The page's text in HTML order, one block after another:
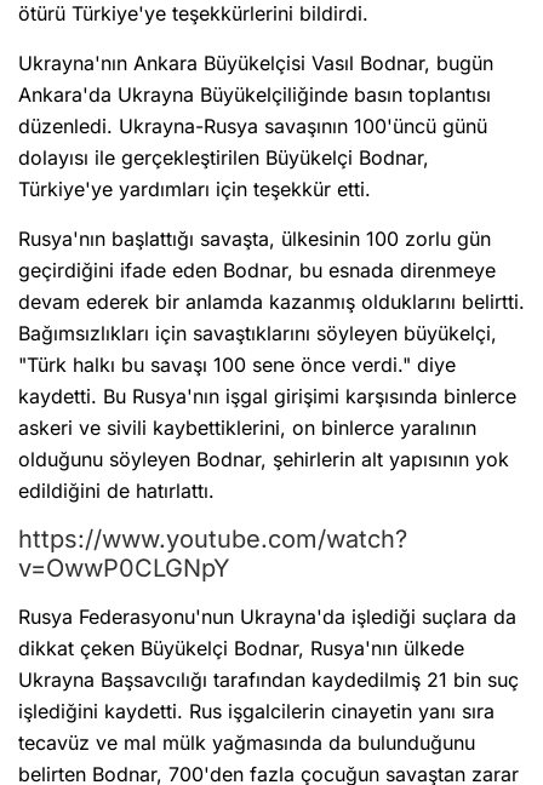
ötürü Türkiye'ye teşekkürlerini bildirdi.
Ukrayna'nın Ankara Büyükelçisi Vasıl Bodnar, bugün
Ankara'da Ukrayna Büyükelçiliğinde basın toplantısı
düzenledi. Ukrayna-Rusya savaşının 100'üncü günü
dolayısı ile gerçekleştirilen Büyükelçi Bodnar,
Türkiye'ye yardımları için teşekkür etti.
Rusya'nın başlattığı savaşta, ülkesinin 100 zorlu gün
geçirdiğini ifade eden Bodnar, bu esnada direnmeye
devam ederek bir anlamda kazanmış olduklarını belirtti.
Bağımsızlıkları için savaştıklarını söyleyen büyükelçi,
"Türk halkı bu savaşı 100 sene önce verdi." diye
kaydetti. Bu Rusya'nın işgal girişimi karşısında binlerce
askeri ve sivili kaybettiklerini, on binlerce yaralının
olduğunu söyleyen Bodnar, şehirlerin alt yapısının yok
edildiğini de hatırlattı.
https://www.youtube.com/watch?
v=OwwP0CLGNpY
Rusya Federasyonu'nun Ukrayna'da işlediği suçlara da
dikkat çeken Büyükelçi Bodnar, Rusya'nın ülkede
Ukrayna Başsavcılığı tarafından kaydedilmiş 21 bin suç
işlediğini kaydetti. Rus işgalcilerin cinayetin yanı sıra
tecavüz ve mal mülk yağmasında da bulunduğunu
belirten Bodnar, 700'den fazla çocuğun savaştan zarar